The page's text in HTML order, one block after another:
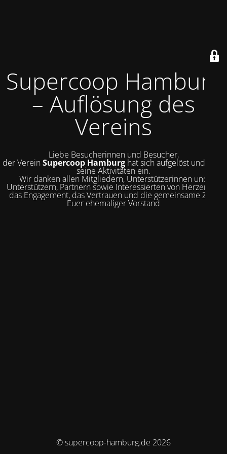
Supercoop Hamburg
– Auflösung des
Vereins
Liebe Besucherinnen und Besucher,
der VereinSupercoop Hamburg hat sich aufgelöst und stellt
seine Aktivitäten ein.
Wir danken allen Mitgliedern, Unterstützerinnen und
Unterstützern, Partnern sowie Interessierten von Herzen für
das Engagement, das Vertrauen und die gemeinsame Zeit.
Euer ehemaliger Vorstand
© supercoop-hamburg.de 2026